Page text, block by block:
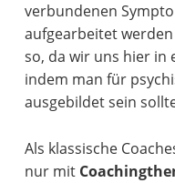
verbundenen
aufgearbeitet
so, da wir uns hier in
indem man für
ausgebildet sein
Als klassische
nur mit